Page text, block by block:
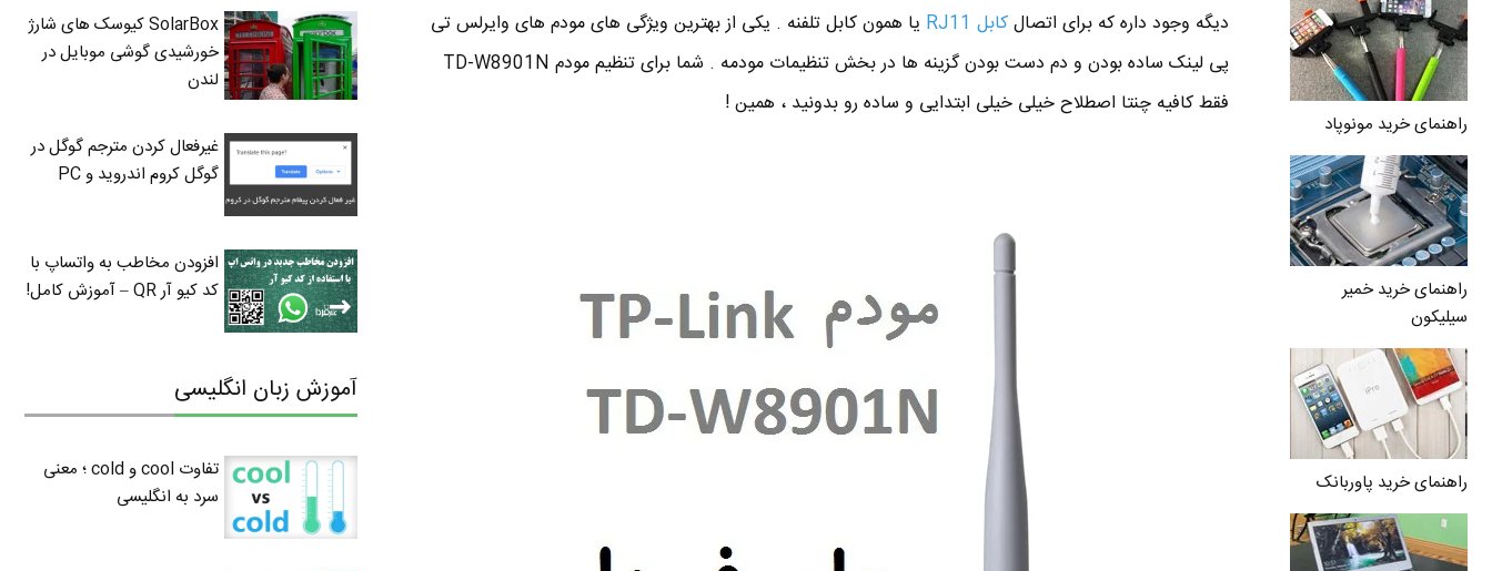
راهنمای خرید مونوپاد
راهنمای خرید خمیر
سیلیکون
راهنمای خرید پاوربانک
دیگه وجود داره که برای اتصالکابل RJ11
یا همون کابل تلفنه . یکی از بهترین ویژگی های مودم های وایرلس تی
پی لینک ساده بودن و دم دست بودن گزینه ها در بخش تنظیمات مودمه . شما برای تنظیم مودم TD-W8901N
فقط کافیه چنتا اصطلاح خیلی خیلی ابتدایی و ساده رو بدونید ، همین !
SolarBox کیوسک های شارژ
خورشیدی گوشی موبایل در
لندن
غیرفعال کردن مترجم گوگل در
گوگل کروم اندروید و PC
افزودن مخاطب به واتساپ با
کد کیو آر QR – آموزش کامل!
آموزش زبان انگلیسی
تفاوت cool و cold ؛ معنی
سرد به انگلیسی